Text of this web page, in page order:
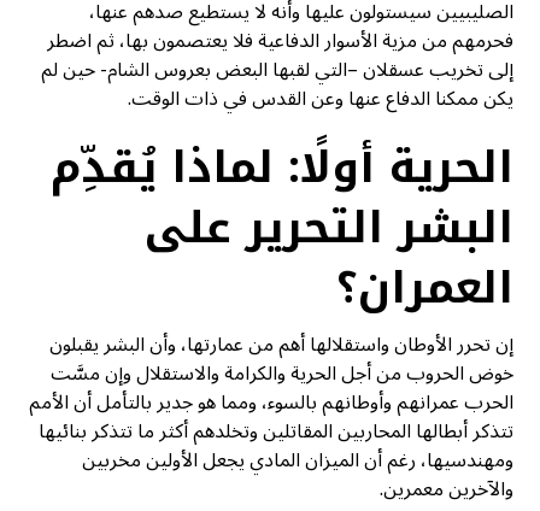
الصليبيين سيستولون عليها وأنه لا يستطيع صدهم عنها،
فحرمهم من مزية الأسوار الدفاعية فلا يعتصمون بها، ثم اضطر
إلى تخريب عسقلان –التي لقبها البعض بعروس الشام- حين لم
يكن ممكنا الدفاع عنها وعن القدس في ذات الوقت.
الحرية أولًا: لماذا يُقدِّم
البشر التحرير على
العمران؟
إن تحرر الأوطان واستقلالها أهم من عمارتها، وأن البشر يقبلون
خوض الحروب من أجل الحرية والكرامة والاستقلال وإن مسَّت
الحرب عمرانهم وأوطانهم بالسوء، ومما هو جدير بالتأمل أن الأمم
تتذكر أبطالها المحاربين المقاتلين وتخلدهم أكثر ما تتذكر بنائيها
ومهندسيها، رغم أن الميزان المادي يجعل الأولين مخربين
والآخرين معمرين.